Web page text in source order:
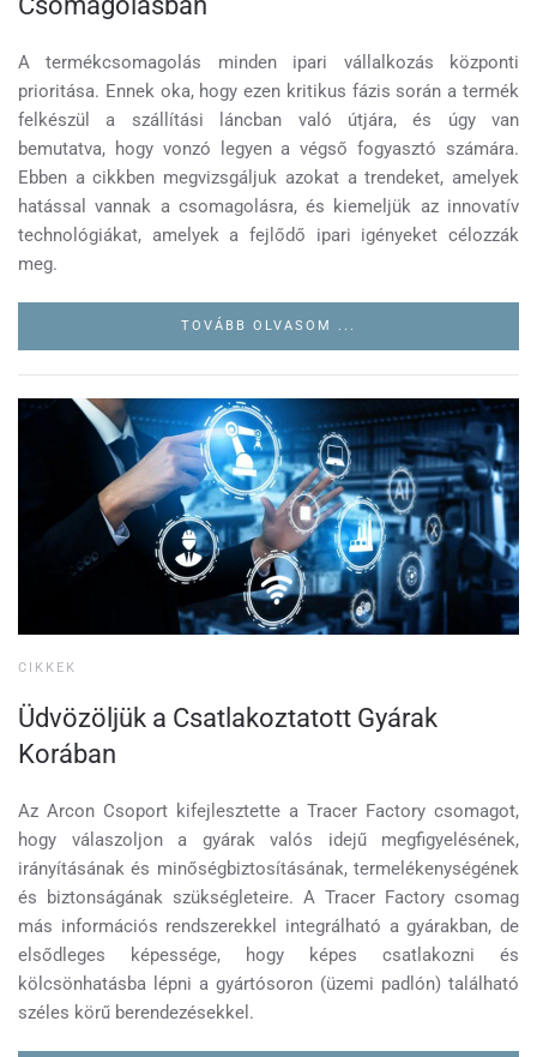
A termékcsomagolás minden ipari vállalkozás központi
prioritása. Ennek oka, hogy ezen kritikus fázis során a termék
felkészül a szállítási láncban való útjára, és úgy van
bemutatva, hogy vonzó legyen a végső fogyasztó számára.
Ebben a cikkben megvizsgáljuk azokat a trendeket, amelyek
hatással vannak a csomagolásra, és kiemeljük az innovatív
technológiákat, amelyek a fejlődő ipari igényeket célozzák
meg.
TOVÁBB OLVASOM ...
CIKKEK
Üdvözöljük a Csatlakoztatott Gyárak
Korában
Az Arcon Csoport kifejlesztette a Tracer Factory csomagot,
hogy válaszoljon a gyárak valós idejű megfigyelésének,
irányításának és minőségbiztosításának, termelékenységének
és biztonságának szükségleteire. A Tracer Factory csomag
más információs rendszerekkel integrálható a gyárakban, de
elsődleges képessége, hogy képes csatlakozni és
kölcsönhatásba lépni a gyártósoron (üzemi padlón) található
széles körű berendezésekkel.